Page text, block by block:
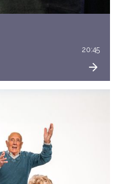
20:45